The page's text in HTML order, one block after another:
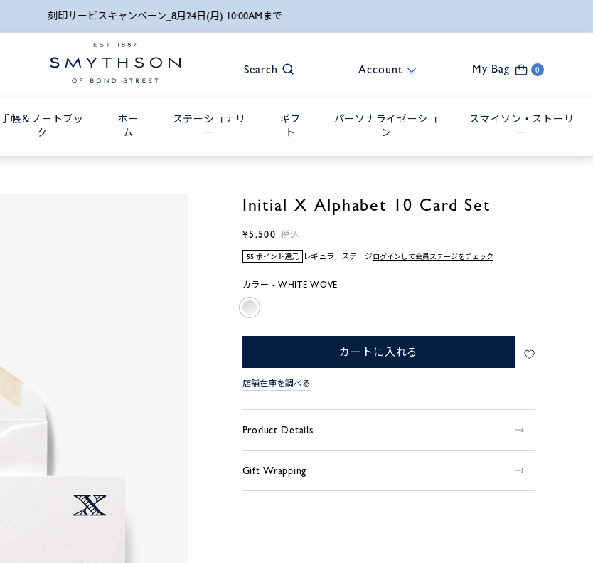
刻印サービスキャンペーン_8月24日(月) 10:00AMまで
Search Account My Bag 0
手帳＆ノートブッ
ク
ホー
ム
ステーショナリ
ー
ギフ
ト
パーソナライゼーショ
ン
スマイソン・ストーリ
ー
Initial X Alphabet 10 Card Set
¥5,500 税込
55 ポイント還元 レギュラーステージログインして会員ステージをチェック
カラー - WHITE WOVE
カートに入れる
店舗在庫を調べる
Product Details
Gift Wrapping